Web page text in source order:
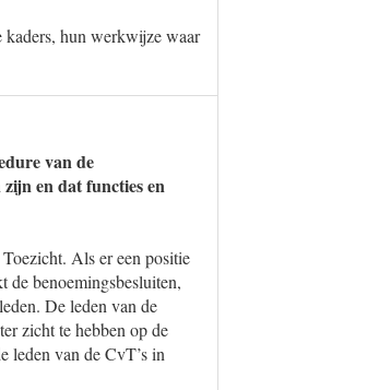
kaders, hun werkwijze waar
van de
en dat functies en
Als er een positie
de benoemingsbesluiten,
De leden van de
zicht te hebben op de
leden van de CvT’s in